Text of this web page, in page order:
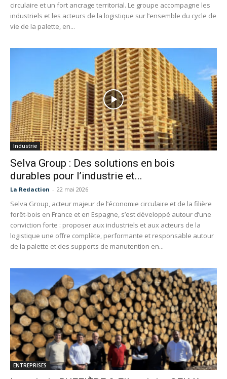
circulaire et un fort ancrage territorial. Le groupe accompagne les
industriels et les acteurs de la logistique sur l’ensemble du cycle de
vie de la palette, en...
Industrie
Selva Group : Des solutions en bois
durables pour l’industrie et...
La Redaction - 22 mai 2026
Selva Group, acteur majeur de l’économie circulaire et de la filière
forêt-bois en France et en Espagne, s’est développé autour d’une
conviction forte : proposer aux industriels et aux acteurs de la
logistique une offre complète, performante et responsable autour
de la palette et des supports de manutention en...
ENTREPRISES